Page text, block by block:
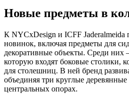
Новые предметы в
К NYCxDesign и ICFF Jaderalmeida
новинок, включая предметы для
декоративные объекты. Среди них
которую входят боковые столики,
для столешниц. В ней бренд
объединяя три круглые
центральных опорах.